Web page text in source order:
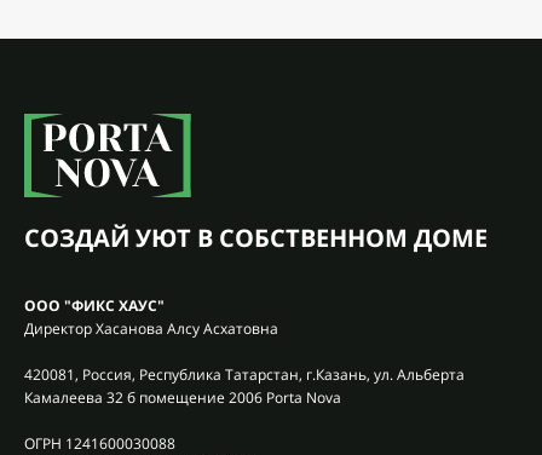
СОЗДАЙ УЮТ В СОБСТВЕННОМ ДОМЕ
ООО "ФИКС ХАУС"
Директор Хасанова Алсу Асхатовна
420081, Россия, Республика Татарстан, г.Казань, ул. Альберта
Камалеева 32 б помещение 2006 Porta Nova
ОГРН 1241600030088